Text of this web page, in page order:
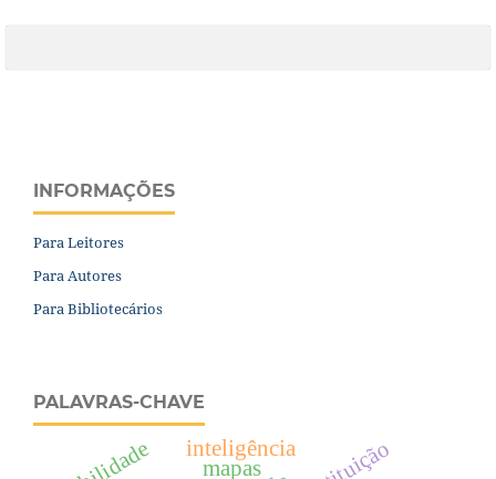
INFORMAÇÕES
Para Leitores
Para Autores
Para Bibliotecários
PALAVRAS-CHAVE
mapas
inteligência